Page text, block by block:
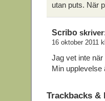
utan puts. När
Scribo
16 oktober 2011
Jag vet inte
Min upplevelse
Trackbacks &